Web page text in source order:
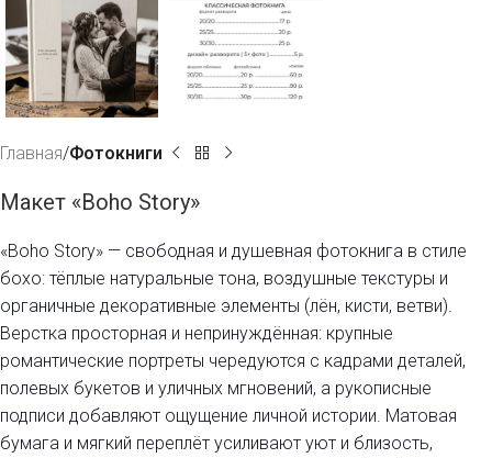
Главная Фотокниги
Макет «Boho Story»
«Boho Story» — свободная и душевная фотокнига в стиле
бохо: тёплые натуральные тона, воздушные текстуры и
органичные декоративные элементы (лён, кисти, ветви).
Верстка просторная и непринуждённая: крупные
романтические портреты чередуются с кадрами деталей,
полевых букетов и уличных мгновений, а рукописные
подписи добавляют ощущение личной истории. Матовая
бумага и мягкий переплёт усиливают уют и близость,